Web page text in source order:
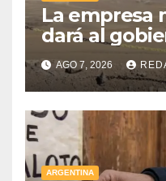
La empresa
dará al
U$D 250
aporte
AGO 7, 2026
ARGENTINA